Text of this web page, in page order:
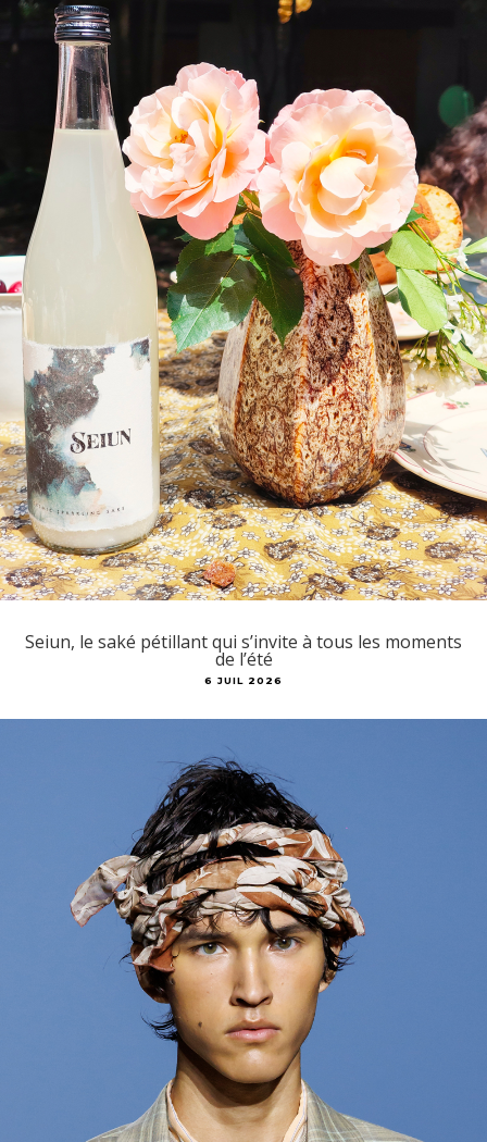
Seiun, le saké pétillant qui s’invite à tous les moments
de l’été
6 JUIL 2026